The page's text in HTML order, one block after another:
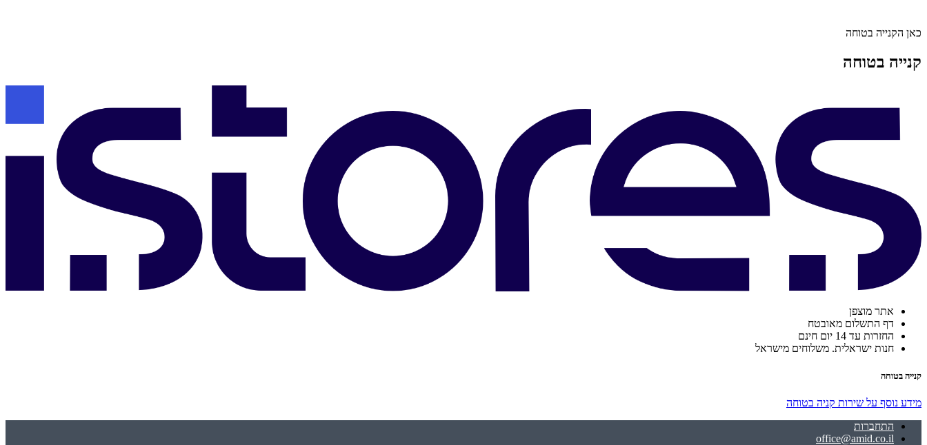
כאן הקנייה בטוחה
קנייה בטוחה
אתר מוצפן
דף התשלום מאובטח
החזרות עד 14 יום חינם
חנות ישראלית. משלוחים מישראל
קנייה בטוחה
מידע נוסף על שירות קניה בטוחה
התחברות
office@amid.co.il